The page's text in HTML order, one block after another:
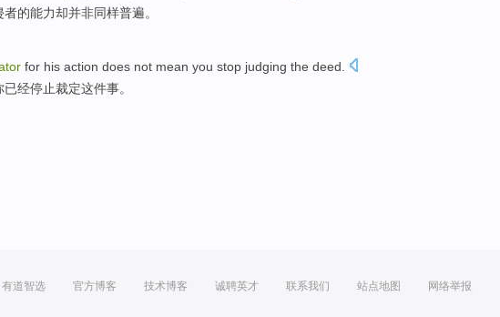
者的能力却并非同样普遍。
for his action does not mean you stop judging the deed
已经停止裁定这件事。
有道智选 官方博客 技术博客 诚聘英才 联系我们 站点地图 网络举报